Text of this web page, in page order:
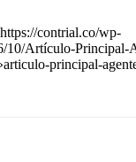
contrial.co/wp-
10/Artículo-Principal-
principal-